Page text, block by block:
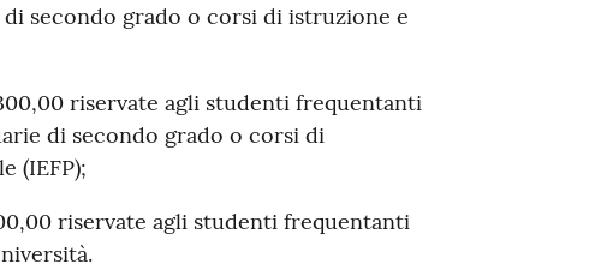
secondo grado o corsi di istruzione e
riservate agli studenti frequentanti
di secondo grado o corsi di
(IEFP);
riservate agli studenti frequentanti